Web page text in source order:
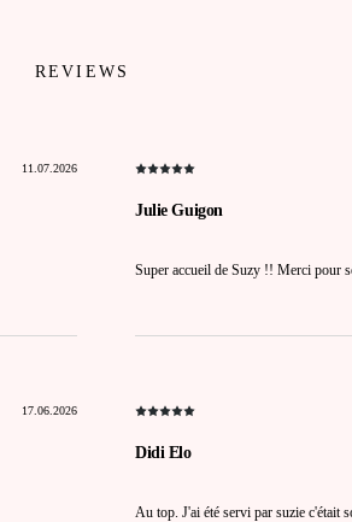
REVIEWS
11.07.2026
Julie Guigon
Super accueil de Suzy !! Merci pour
17.06.2026
Didi Elo
Au top. J'ai été servi par suzie c'était